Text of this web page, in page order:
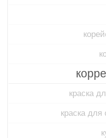
краска
краска